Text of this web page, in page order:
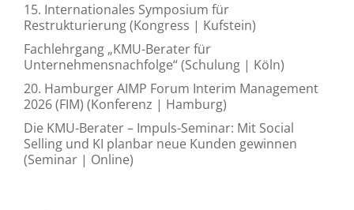
15. Internationales Symposium für
Restrukturierung (Kongress | Kufstein)
Fachlehrgang „KMU-Berater für
Unternehmensnachfolge“ (Schulung | Köln)
20. Hamburger AIMP Forum Interim Management
2026 (FIM) (Konferenz | Hamburg)
Die KMU-Berater – Impuls-Seminar: Mit Social
Selling und KI planbar neue Kunden gewinnen
(Seminar | Online)